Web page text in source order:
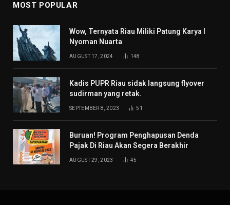
MOST POPULAR
Wow, Ternyata Riau Miliki Patung Karya I
Nyoman Nuarta
AUGUST 17, 2024 148
Kadis PUPR Riau sidak langsung flyover
sudirman yang retak.
SEPTEMBER 8, 2023 51
Buruan! Program Penghapusan Denda
Pajak Di Riau Akan Segera Berakhir
AUGUST 29, 2023 45